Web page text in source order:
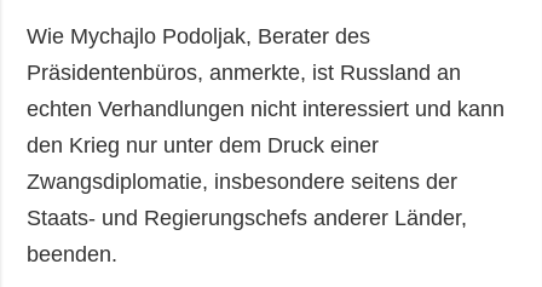
Wie Mychajlo Podoljak, Berater des
Präsidentenbüros, anmerkte, ist Russland an
echten Verhandlungen nicht interessiert und kann
den Krieg nur unter dem Druck einer
Zwangsdiplomatie, insbesondere seitens der
Staats- und Regierungschefs anderer Länder,
beenden.